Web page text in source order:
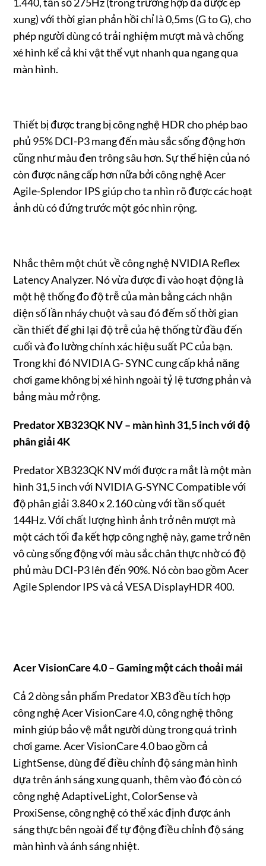
xung) với thời gian phản hồi chỉ là 0,5ms (G to G), cho
phép người dùng có trải nghiệm mượt mà và chống
xé hình kể cả khi vật thể vụt nhanh qua ngang qua
màn hình.
Thiết bị được trang bị công nghệ HDR cho phép bao
phủ 95% DCI-P3 mang đến màu sắc sống động hơn
cũng như màu đen trông sâu hơn. Sự thể hiện của nó
còn được nâng cấp hơn nữa bởi công nghệ Acer
Agile-Splendor IPS giúp cho ta nhìn rõ được các hoạt
ảnh dù có đứng trước một góc nhìn rộng.
Nhắc thêm một chút về công nghệ NVIDIA Reflex
Latency Analyzer. Nó vừa được đi vào hoạt động là
một hệ thống đo độ trễ của màn bằng cách nhận
diện số lần nháy chuột và sau đó đếm số thời gian
cần thiết để ghi lại độ trễ của hệ thống từ đầu đến
cuối và đo lường chính xác hiệu suất PC của bạn.
Trong khi đó NVIDIA G- SYNC cung cấp khả năng
chơi game không bị xé hình ngoài tỷ lệ tương phản và
bảng màu mở rộng.
Predator XB323QK NV – màn hình 31,5 inch với độ
phân giải 4K
Predator XB323QK NV mới được ra mắt là một màn
hình 31,5 inch với NVIDIA G-SYNC Compatible với
độ phân giải 3.840 x 2.160 cùng với tần số quét
144Hz. Với chất lượng hình ảnh trở nên mượt mà
một cách tối đa kết hợp công nghệ này, game trở nên
vô cùng sống động với màu sắc chân thực nhờ có độ
phủ màu DCI-P3 lên đến 90%. Nó còn bao gồm Acer
Agile Splendor IPS và cả VESA DisplayHDR 400.
Acer VisionCare 4.0 – Gaming một cách thoải mái
Cả 2 dòng sản phẩm Predator XB3 đều tích hợp
công nghệ Acer VisionCare 4.0, công nghệ thông
minh giúp bảo vệ mắt người dùng trong quá trình
chơi game. Acer VisionCare 4.0 bao gồm cả
LightSense, dùng để điều chỉnh độ sáng màn hình
dựa trên ánh sáng xung quanh, thêm vào đó còn có
công nghệ AdaptiveLight, ColorSense và
ProxiSense, công nghệ có thể xác định được ánh
sáng thực bên ngoài để tự động điều chỉnh độ sáng
màn hình và ánh sáng nhiệt.